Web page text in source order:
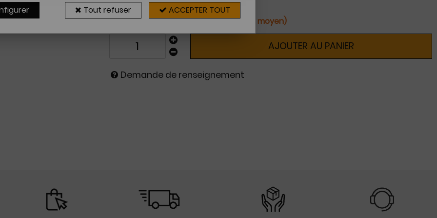
Sur commande
2 à 4 semaines (délai moyen)
AJOUTER AU PANIER
Demande de renseignement
Tout refuser ACCEPTER TOUT